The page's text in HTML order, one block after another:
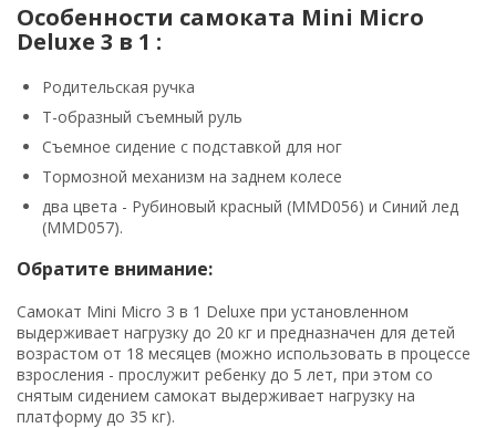
Особенности самоката Mini Micro
Deluxe 3 в 1 :
Родительская ручка
Т-образный съемный руль
Съемное сидение с подставкой для ног
Тормозной механизм на заднем колесе
два цвета - Рубиновый красный (MMD056) и Синий лед
(MMD057).
Обратите внимание:
Самокат Mini Micro 3 в 1 Deluxe при установленном
выдерживает нагрузку до 20 кг и предназначен для детей
возрастом от 18 месяцев (можно использовать в процессе
взросления - прослужит ребенку до 5 лет, при этом со
снятым сидением самокат выдерживает нагрузку на
платформу до 35 кг).